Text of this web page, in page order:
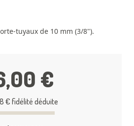
tuyaux de 10 mm (3/8").
€
€ fidélité déduite